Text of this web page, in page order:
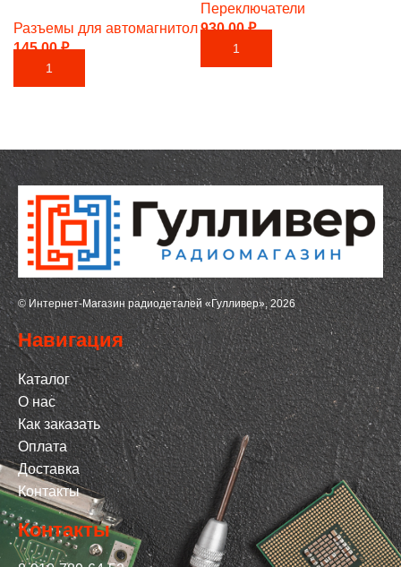
Разъемы для автомагнитол
145,00₽
В КОРЗИНУ
Переключатели
930,00₽
В КОРЗИНУ
© Интернет-Магазин радиодеталей «Гулливер», 2026
Навигация
Каталог
О нас
Как заказать
Оплата
Доставка
Контакты
Контакты